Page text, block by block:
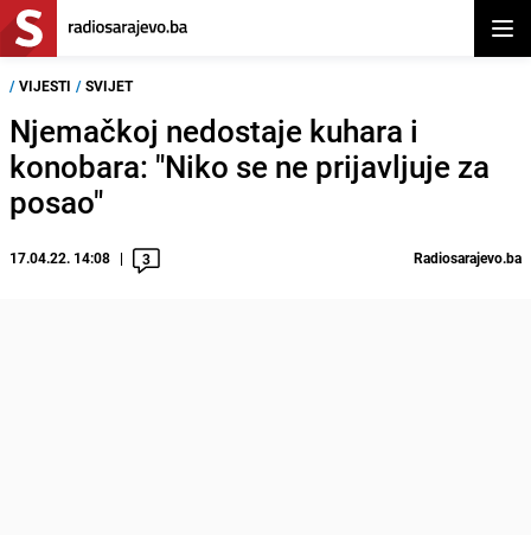
/ VIJESTI / SVIJET
Njemačkoj nedostaje kuhara i
konobara: "Niko se ne prijavljuje za
posao"
17.04.22. 14:08 3 Radiosarajevo.ba